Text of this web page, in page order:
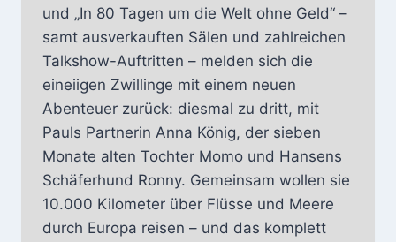
und „In 80 Tagen um die Welt ohne Geld“ –
samt ausverkauften Sälen und zahlreichen
Talkshow-Auftritten – melden sich die
eineiigen Zwillinge mit einem neuen
Abenteuer zurück: diesmal zu dritt, mit
Pauls Partnerin Anna König, der sieben
Monate alten Tochter Momo und Hansens
Schäferhund Ronny. Gemeinsam wollen sie
10.000 Kilometer über Flüsse und Meere
durch Europa reisen – und das komplett